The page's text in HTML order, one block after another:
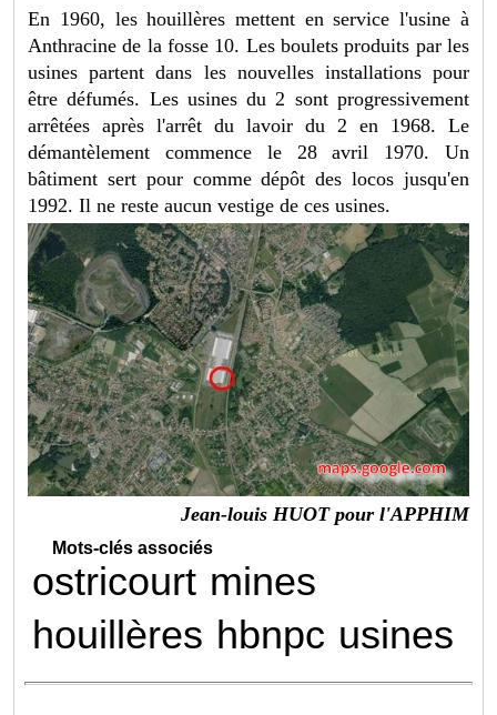
En 1960, les houillères mettent en service l'usine à
Anthracine de la fosse 10. Les boulets produits par les
usines partent dans les nouvelles installations pour
être défumés. Les usines du 2 sont progressivement
arrêtées après l'arrêt du lavoir du 2 en 1968. Le
démantèlement commence le 28 avril 1970. Un
bâtiment sert pour comme dépôt des locos jusqu'en
1992. Il ne reste aucun vestige de ces usines.
Jean-louis HUOT pour l'APPHIM
Mots-clés associés
ostricourt mines
houillères hbnpc usines